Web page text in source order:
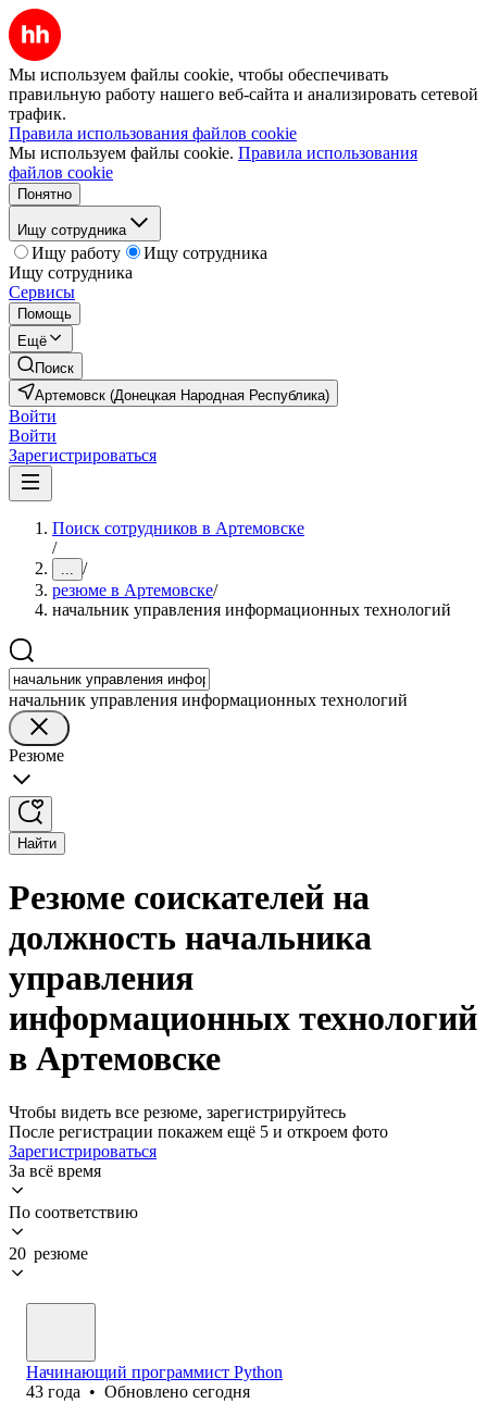
Мы используем файлы cookie, чтобы обеспечивать
правильную работу нашего веб-сайта и анализировать сетевой
трафик.
Правила использования файлов cookie
Мы используем файлы cookie. Правила использования
файлов cookie
Понятно
Ищу сотрудника
Ищу работу
Ищу сотрудника
Ищу сотрудника
Сервисы
Помощь
Ещё
Поиск
Артемовск (Донецкая Народная Республика)
Войти
Войти
Зарегистрироваться
Поиск сотрудников в Артемовске
/
... /
резюме в Артемовске/
начальник управления информационных технологий
начальник управления информационных технологий
Резюме
Найти
Резюме соискателей на
должность начальника
управления
информационных технологий
в Артемовске
Чтобы видеть все резюме, зарегистрируйтесь
После регистрации покажем ещё 5 и откроем фото
Зарегистрироваться
За всё время
По соответствию
20 резюме
Начинающий программист Python
43 года • Обновлено сегодня